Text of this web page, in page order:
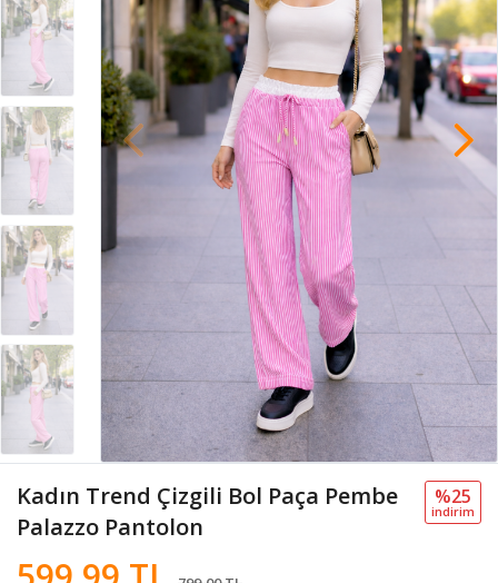
Kadın Trend Çizgili Bol Paça Pembe
Palazzo Pantolon
%25
i̇ndi̇ri̇m